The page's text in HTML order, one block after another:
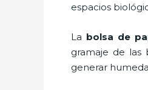
espacios
La bolsa de
gramaje de las
generar